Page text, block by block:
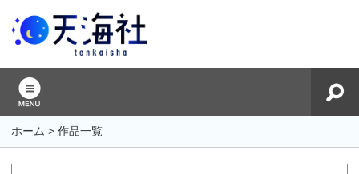
ホーム >作品一覧